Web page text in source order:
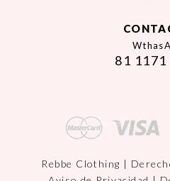
81 1171
Rebbe Clothing |